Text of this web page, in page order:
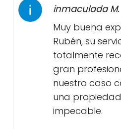
inmaculada M.
Muy buena
Rubén, su
totalmente
gran
nuestro caso
una
impecable.